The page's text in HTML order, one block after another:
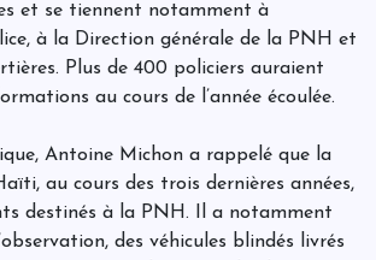
et se tiennent notamment à
à la Direction générale de la PNH et
Plus de 400 policiers auraient
au cours de l’année écoulée.
Antoine Michon a rappelé que la
au cours des trois dernières années,
destinés à la PNH. Il a notamment
des véhicules blindés livrés